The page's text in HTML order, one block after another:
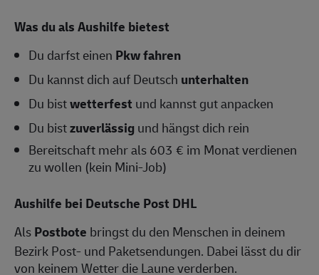
Was du als Aushilfe bietest
Du darfst einen Pkw fahren
Du kannst dich auf Deutsch unterhalten
Du bistwetterfest und kannst gut anpacken
Du bistzuverlässigund hängst dich rein
Bereitschaft mehr als 603 € im Monat verdienen
zu wollen (kein Mini-Job)
Aushilfe bei Deutsche Post DHL
AlsPostbote bringst du den Menschen in deinem
Bezirk Post- und Paketsendungen. Dabei lässt du dir
von keinem Wetter die Laune verderben.